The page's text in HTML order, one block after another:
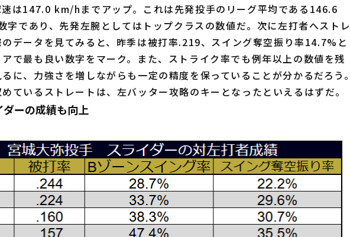
速は147.0 km/hまでアップ。これは先発投手のリーグ平均である146.6
字であり、先発左腕としてはトップクラスの数値だ。次に左打者へストレ
データを見てみると、昨季は被打率.219、スイング奪空振り率14.7%と
で最も良い数字をマーク。また、ストライク率でも例年以上の数値を残
に、力強さを増しながらも一定の精度を保っていることが分かるだろう。
ているストレートは、左バッター攻略のキーとなったといえるはずだ。
ーの成績も向上